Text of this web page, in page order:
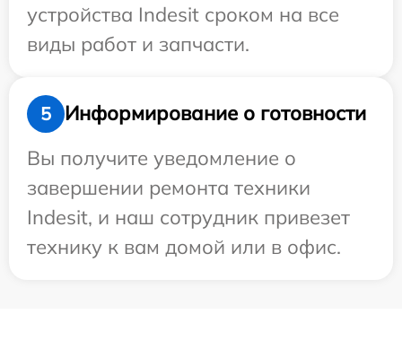
устройства Indesit сроком на все
виды работ и запчасти.
5
Информирование о готовности
Вы получите уведомление о
завершении ремонта техники
Indesit, и наш сотрудник привезет
технику к вам домой или в офис.